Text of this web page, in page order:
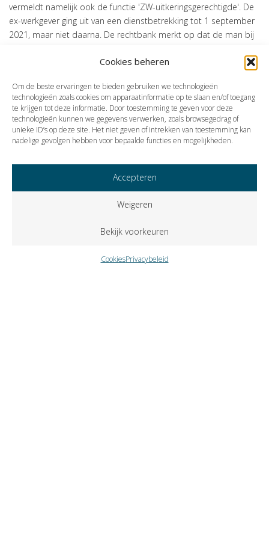
Cookies beheren
Om de beste ervaringen te bieden gebruiken we technologieën
technologieën zoals cookies om apparaatinformatie op te slaan en/of toegang
te krijgen tot deze informatie. Door toestemming te geven voor deze
technologieën kunnen we gegevens verwerken, zoals browsegedrag of
unieke ID’s op deze site. Het niet geven of intrekken van toestemming kan
nadelige gevolgen hebben voor bepaalde functies en mogelijkheden.
Accepteren
Weigeren
Bekijk voorkeuren
CookiesPrivacybeleid
vermeldt namelijk ook de functie 'ZW-uitkeringsgerechtigde'. De
ex-werkgever ging uit van een dienstbetrekking tot 1 september
2021, maar niet daarna. De rechtbank merkt op dat de man bij
van zijn ex-werkgever, aangezien de arbeidsovereenkomst niet
met een lopende dienstbetrekking, telt de uitkering niet mee als
arbeidsinkomen. Hierdoor bestaat er geen recht op
arbeidskorting.
Bron: Rechtbank Gelderland | jurisprudentie | ECLI:NL:RBGEL:2026:5042 | 25-
06-2026